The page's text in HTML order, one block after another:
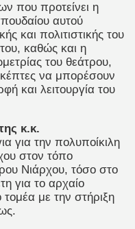
που προτείνει η
αυτού
και πολιτιστικής του
καθώς και η
του θεάτρου,
να μπορέσουν
και λειτουργία του
κ.κ.
για την πολυποίκιλη
στον τόπο
Νιάρχου, τόσο στο
για το αρχαίο
με την στήριξη